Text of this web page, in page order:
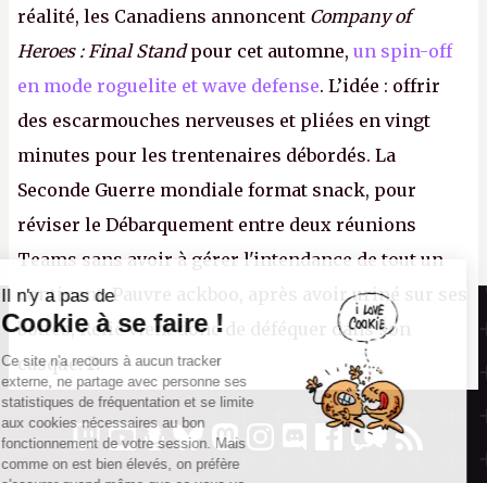
réalité, les Canadiens annoncent Company of
Heroes : Final Standpour cet automne, un spin-off
en mode roguelite et wave defense. L’idée : offrir
des escarmouches nerveuses et pliées en vingt
minutes pour les trentenaires débordés. La
Seconde Guerre mondiale format snack, pour
réviser le Débarquement entre deux réunions
Teams sans avoir à gérer l'intendance de tout un
continent. Pauvre ackboo, après avoir uriné sur ses
bottes, Relic vient donc de déféquer dans son
casque.P.
Canard PC
Kiosque numérique
Boutique
Il n'y a pas de
Cookie à se faire !
Ce site n'a recours à aucun tracker
externe, ne partage avec personne ses
statistiques de fréquentation et se limite
aux cookies nécessaires au bon
fonctionnement de votre session. Mais
comme on est bien élevés, on préfère